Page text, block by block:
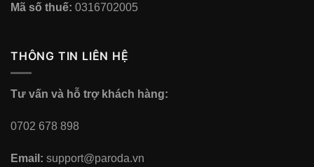
Mã số thuế: 0316702005
THÔNG TIN LIÊN HỆ
Tư vấn và hỗ trợ khách hàng:
0702 678 898
Email: support@paroda.vn